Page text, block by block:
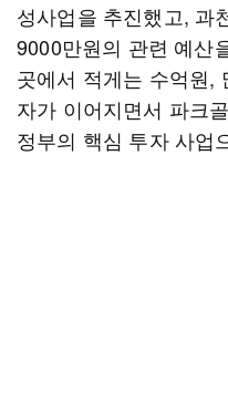
성사업을 추진했고, 과
9000만원의 관련 예산
곳에서 적게는 수억원,
자가 이어지면서 파크
정부의 핵심 투자 사업